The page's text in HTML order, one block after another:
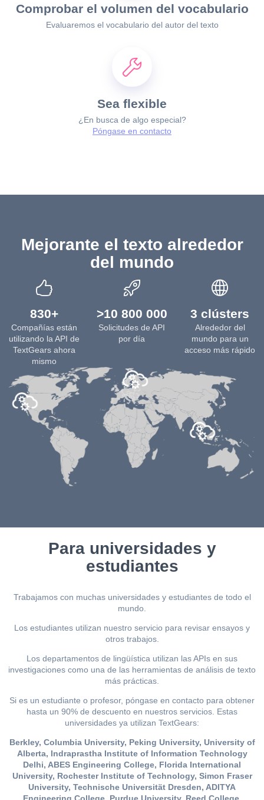
Comprobar el volumen del vocabulario
Evaluaremos el vocabulario del autor del texto
Sea flexible
¿En busca de algo especial?
Póngase en contacto
Mejorante el texto alrededor
del mundo
830+
Compañías están
utilizando la API de
TextGears ahora
mismo
>10 800 000
Solicitudes de API
por día
3 clústers
Alrededor del
mundo para un
acceso más rápido
Para universidades y
estudiantes
Trabajamos con muchas universidades y estudiantes de todo el
mundo.
Los estudiantes utilizan nuestro servicio para revisar ensayos y
otros trabajos.
Los departamentos de lingüística utilizan las APIs en sus
investigaciones como una de las herramientas de análisis de texto
más prácticas.
Si es un estudiante o profesor, póngase en contacto para obtener
hasta un 90% de descuento en nuestros servicios. Estas
universidades ya utilizan TextGears:
Berkley, Columbia University, Peking University, University of
Alberta, Indraprastha Institute of Information Technology
Delhi, ABES Engineering College, Florida International
University, Rochester Institute of Technology, Simon Fraser
University, Technische Universität Dresden, ADITYA
Engineering College, Purdue University, Reed College,